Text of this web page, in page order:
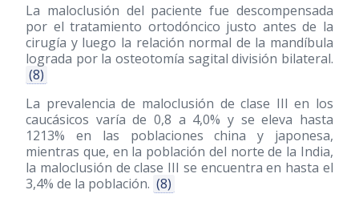
La maloclusión del paciente fue descompensada
por el tratamiento ortodóncico justo antes de la
cirugía y luego la relación normal de la mandíbula
lograda por la osteotomía sagital división bilateral.
(8)
La prevalencia de maloclusión de clase III en los
caucásicos varía de 0,8 a 4,0% y se eleva hasta
1213% en las poblaciones china y japonesa,
mientras que, en la población del norte de la India,
la maloclusión de clase III se encuentra en hasta el
3,4% de la población. (8)